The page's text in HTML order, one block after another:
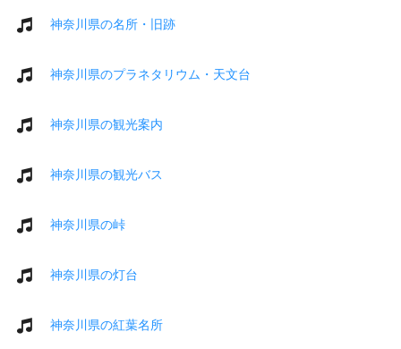
神奈川県の名所・旧跡
神奈川県のプラネタリウム・天文台
神奈川県の観光案内
神奈川県の観光バス
神奈川県の峠
神奈川県の灯台
神奈川県の紅葉名所